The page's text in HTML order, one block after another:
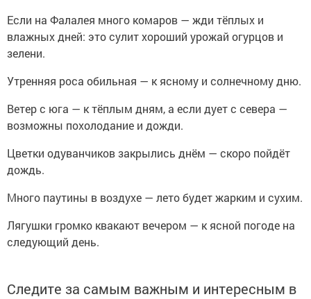
Если на Фалалея много комаров — жди тёплых и
влажных дней: это сулит хороший урожай огурцов и
зелени.
Утренняя роса обильная — к ясному и солнечному дню.
Ветер с юга — к тёплым дням, а если дует с севера —
возможны похолодание и дожди.
Цветки одуванчиков закрылись днём — скоро пойдёт
дождь.
Много паутины в воздухе — лето будет жарким и сухим.
Лягушки громко квакают вечером — к ясной погоде на
следующий день.
Следите за самым важным и интересным в